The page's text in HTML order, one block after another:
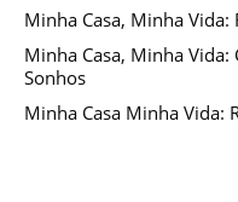
Minha Casa, Minha Vida:
Minha Casa, Minha
Sonhos
Minha Casa Minha Vida: